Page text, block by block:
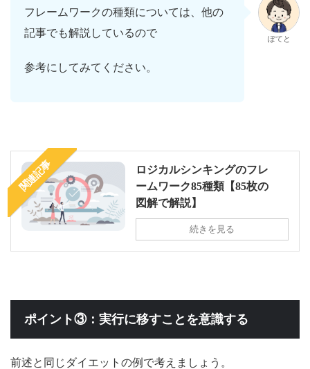
フレームワークの種類については、他の
記事でも解説しているので
参考にしてみてください。
ぽてと
関連記事
ロジカルシンキングのフレ
ームワーク85種類【85枚の
図解で解説】
続きを見る
ポイント③：実行に移すことを意識する
前述と同じダイエットの例で考えましょう。